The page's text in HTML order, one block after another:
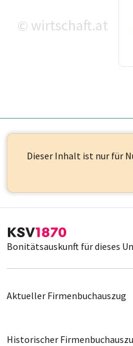
© wirtschaft.at
Dieser Inhalt ist nur für
Bonitätsauskunft für dieses
Aktueller Firmenbuchauszug
Historischer